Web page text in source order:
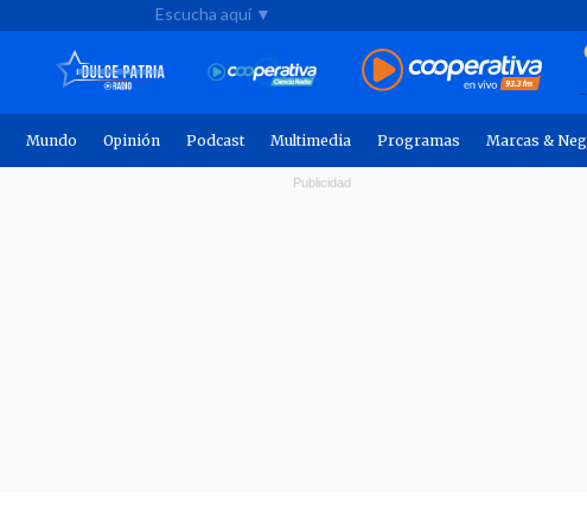
Escucha aquí ▼
Mundo Opinión Podcast Multimedia Programas Marcas &